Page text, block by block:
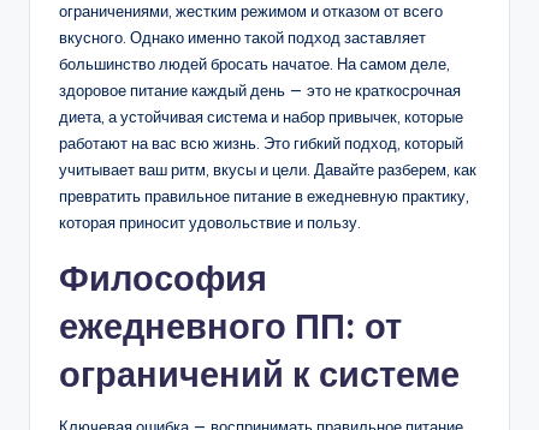
ограничениями, жестким режимом и отказом от всего
вкусного. Однако именно такой подход заставляет
большинство людей бросать начатое. На самом деле,
здоровое питание каждый день — это не краткосрочная
диета, а устойчивая система и набор привычек, которые
работают на вас всю жизнь. Это гибкий подход, который
учитывает ваш ритм, вкусы и цели. Давайте разберем, как
превратить правильное питание в ежедневную практику,
которая приносит удовольствие и пользу.
Философия
ежедневного ПП: от
ограничений к системе